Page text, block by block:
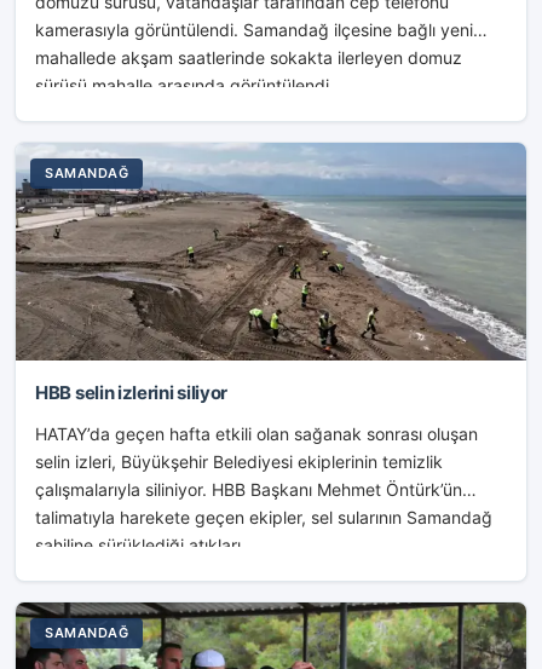
kamerasıyla görüntülendi. Samandağ ilçesine bağlı yeni
mahallede akşam saatlerinde sokakta ilerleyen domuz
sürüsü mahalle arasında görüntülendi....
SAMANDAĞ
HBB selin izlerini siliyor
HATAY’da geçen hafta etkili olan sağanak sonrası oluşan
selin izleri, Büyükşehir Belediyesi ekiplerinin temizlik
çalışmalarıyla siliniyor. HBB Başkanı Mehmet Öntürk’ün
talimatıyla harekete geçen ekipler, sel sularının Samandağ
sahiline sürüklediği atıkları...
SAMANDAĞ